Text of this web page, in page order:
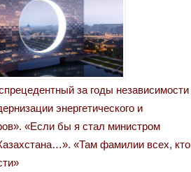
за годы независимости
энергетического и
«Если бы я стал министром
«Там фамилии всех, кто